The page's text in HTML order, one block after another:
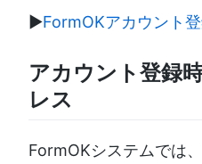
▶️FormOKアカウント
アカウント登録
レス
FormOKシステムでは